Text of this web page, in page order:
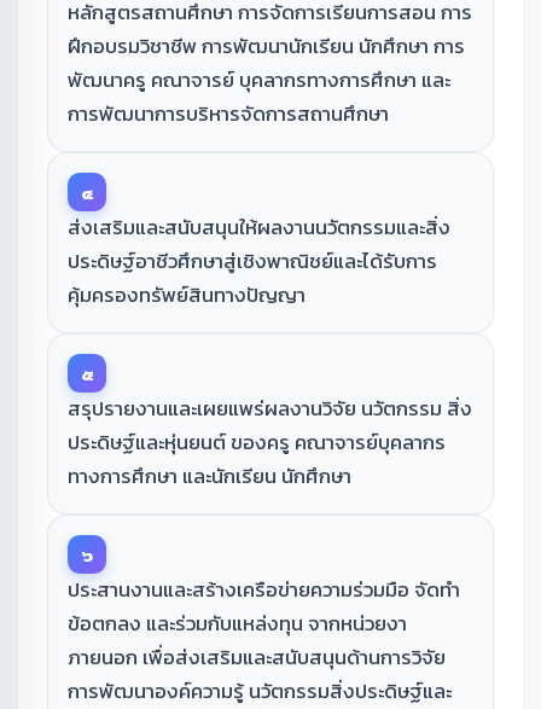
หลักสูตรสถานศึกษา การจัดการเรียนการสอน การ
ฝึกอบรมวิชาชีพ การพัฒนานักเรียน นักศึกษา การ
พัฒนาครู คณาจารย์ บุคลากรทางการศึกษา และ
การพัฒนาการบริหารจัดการสถานศึกษา
๔
ส่งเสริมและสนับสนุนให้ผลงานนวัตกรรมและสิ่ง
ประดิษฐ์อาชีวศึกษาสู่เชิงพาณิชย์และได้รับการ
คุ้มครองทรัพย์สินทางปัญญา
๕
สรุปรายงานและเผยแพร่ผลงานวิจัย นวัตกรรม สิ่ง
ประดิษฐ์และหุ่นยนต์ ของครู คณาจารย์บุคลากร
ทางการศึกษา และนักเรียน นักศึกษา
๖
ประสานงานและสร้างเครือข่ายความร่วมมือ จัดทำ
ข้อตกลง และร่วมกับแหล่งทุน จากหน่วยงา
ภายนอก เพื่อส่งเสริมและสนับสนุนด้านการวิจัย
การพัฒนาองค์ความรู้ นวัตกรรมสิ่งประดิษฐ์และ